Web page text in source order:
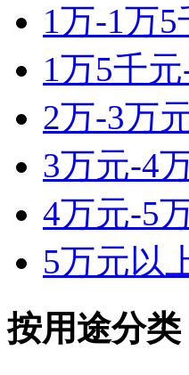
1万-1万5
1万5千
2万-3万
3万元-4
4万元-5
5万元以
按用途分类